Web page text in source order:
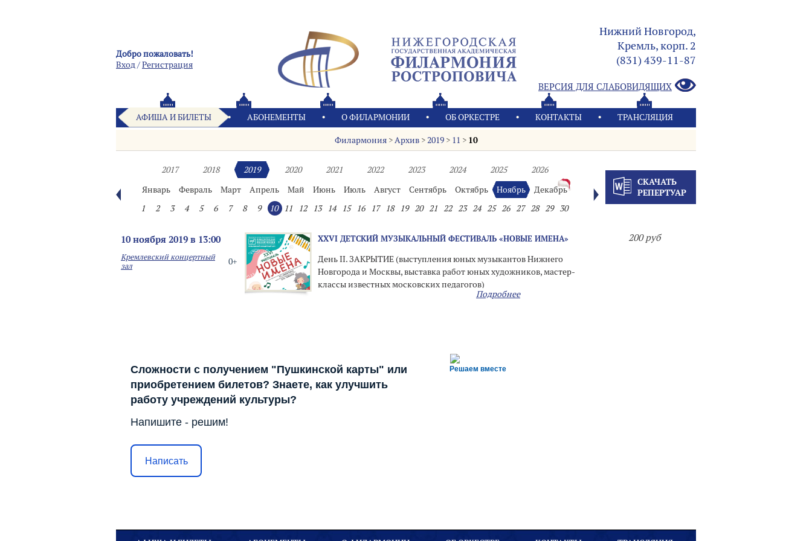
Добро пожаловать!
Вход/Pегистрация
Нижний Новгород,
Кремль, корп. 2
(831) 439-11-87
ВЕРСИЯ ДЛЯ СЛАБОВИДЯЩИХ
АФИША И БИЛЕТЫ АБОНЕМЕНТЫ О ФИЛАРМОНИИ OБ ОРКЕСТРЕ КОНТАКТЫ ТРАНСЛЯЦИЯ
Филармония>Архив>2019> 11 > 10
2017 2018 2019 2020 2021 2022 2023 2024 2025
2026
Январь
Февраль Март Апрель Май Июнь Июль Август Сентябрь Октябрь Ноябрь
Декабрь
1
2 3 4 5 6 7 8 9 10 11 12 13 14 15 16 17 18 19 20 21 22 23 24 25 26 27 28 29 30
СКАЧАТЬ
РЕПЕРТУАР
10 ноября 2019 в 13:00
0+
Кремлевский концертный
зал
XХVI ДЕТСКИЙ МУЗЫКАЛЬНЫЙ ФЕСТИВАЛЬ «НОВЫЕ ИМЕНА»
День II. ЗАКРЫТИЕ (выступления юных музыкантов Нижнего
Новгорода и Москвы, выставка работ юных художников, мастер-
классы известных московских педагогов)
Подробнее
200 руб
Решаем вместе
Сложности с получением "Пушкинской карты" или
приобретением билетов? Знаете, как улучшить
работу учреждений культуры?
Напишите - решим!
Написать